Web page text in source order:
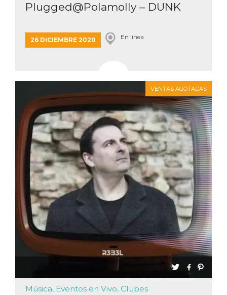
Plugged@Polamolly – DUNK
26 DICIEMBRE 2020 En línea
VENTAS AGOTADAS
Música, Eventos en Vivo, Clubes